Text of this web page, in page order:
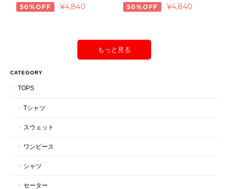
50%OFF ¥4,840 50%OFF ¥4,840
もっと見る
CATEGORY
TOPS
Tシャツ
スウェット
ワンピース
シャツ
セーター